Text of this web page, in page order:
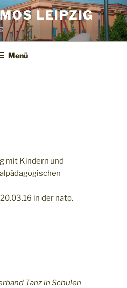
LEIPZIG
Menü
mit Kindern und
in der nato.
Tanz in Schulen